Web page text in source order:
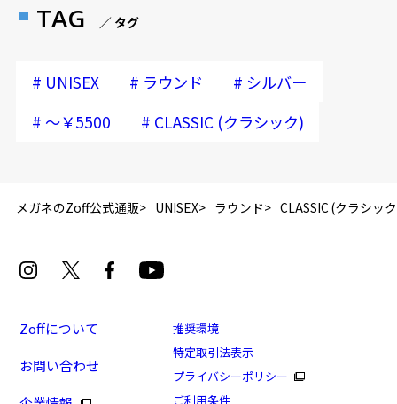
再入荷お知らせメールのお申し込み
[アウトレット価格]やわらかな印象のメタルフレー
TAG ／ タグ
# UNISEX # ラウンド # シルバー
# ～￥5500 # CLASSIC (クラシック)
メガネのZoff公式通販 UNISEX ラウンド CLASSIC (クラシッ
Zoffについて
お問い合わせ
推奨環境
特定取引法表示
プライバシーポリシー
ご利用条件